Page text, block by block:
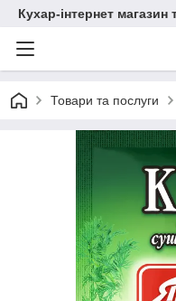
Кухар-інтернет
Товари та послуги